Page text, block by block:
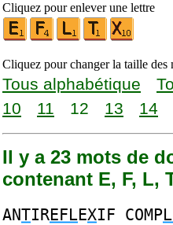
Cliquez pour enlever une lettre
Cliquez pour changer la taille des
Tous alphabétique
10
11 12 13 14
Il y a 23 mots de
contenant E, F, L,
ANTIREFLEXIF COMP